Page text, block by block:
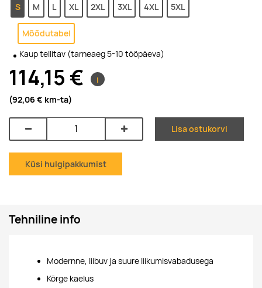
S M L XL 2XL 3XL 4XL 5XL
Mõõdutabel
Kaup tellitav (tarneaeg 5-10 tööpäeva)
114,15 €
i
(92,06 € km-ta)
Lisa ostukorvi
Küsi hulgipakkumist
Tehniline info
Modernne, liibuv ja suure liikumisvabadusega
Kõrge kaelus